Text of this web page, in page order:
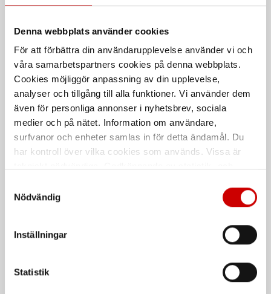
Denna webbplats använder cookies
För att förbättra din användarupplevelse använder vi och
våra samarbetspartners cookies på denna webbplats.
Cookies möjliggör anpassning av din upplevelse,
analyser och tillgång till alla funktioner. Vi använder dem
även för personliga annonser i nyhetsbrev, sociala
medier och på nätet. Information om användare,
surfvanor och enheter samlas in för detta ändamål. Du
har kontroll över vilka cookies som används. Vissa är
länder utanför EU med olika dataskyddsnormer. Genom
att godkänna samtycker du till sådana överföringar. Läs
Nödvändig
Inställningar
Statistik
Pendelsticksåg STP 150
780 W
Pendelsticksåg STP 140
Sticksåg 18V APS COMPACT X
Kap- och Geringssåg
Bosch GCM 8 SDE
De som köpte, köpte även
Kampanj